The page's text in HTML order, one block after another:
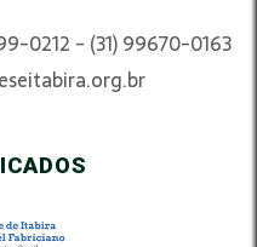
0212 - (31) 99670-0163